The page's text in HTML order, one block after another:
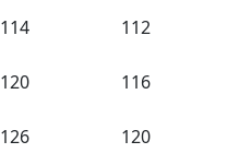
114 112
120 116
126 120